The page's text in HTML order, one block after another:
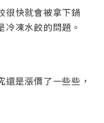
很快就會被拿下鍋
凍水餃的問題。
是漲價了一些些，